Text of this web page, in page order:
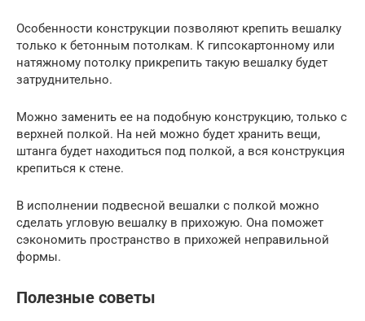
Особенности конструкции позволяют крепить вешалку
только к бетонным потолкам. К гипсокартонному или
натяжному потолку прикрепить такую вешалку будет
затруднительно.
Можно заменить ее на подобную конструкцию, только с
верхней полкой. На ней можно будет хранить вещи,
штанга будет находиться под полкой, а вся конструкция
крепиться к стене.
В исполнении подвесной вешалки с полкой можно
сделать угловую вешалку в прихожую. Она поможет
сэкономить пространство в прихожей неправильной
формы.
Полезные советы